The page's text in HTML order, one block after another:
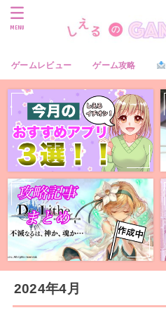
ゲームレビュー ゲーム攻略
MENU
2024年4月